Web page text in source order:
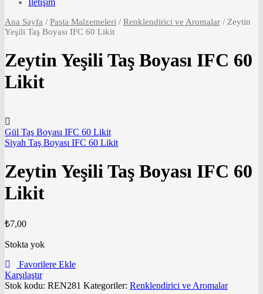
Ana Sayfa / Pasta Malzemeleri / Renklendirici ve Aromalar / Zeytin
Yeşili Taş Boyası IFC 60 Likit
Zeytin Yeşili Taş Boyası IFC 60
Likit
Gül Taş Boyası IFC 60 Likit
Siyah Taş Boyası IFC 60 Likit
Zeytin Yeşili Taş Boyası IFC 60
Likit
₺7,00
Stokta yok
Favorilere Ekle
Karşılaştır
Stok kodu: REN281 Kategoriler: Renklendirici ve Aromalar